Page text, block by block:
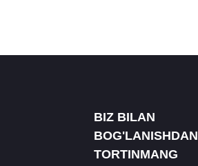
BIZ BILAN
BOG'LANISHDAN
TORTINMANG